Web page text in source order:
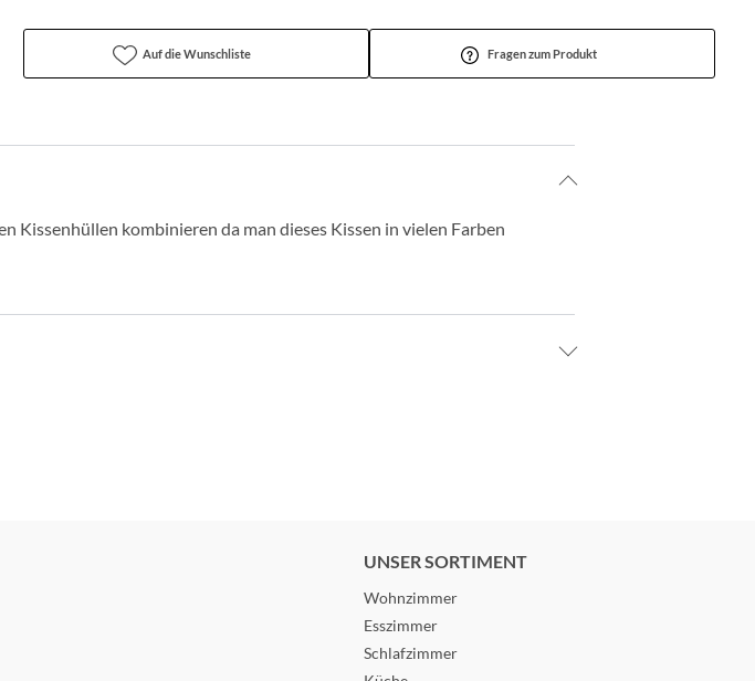
Auf die Wunschliste Fragen zum Produkt
Kissenhüllen kombinieren da man dieses Kissen in vielen Farben
UNSER SORTIMENT
Wohnzimmer
Esszimmer
Schlafzimmer